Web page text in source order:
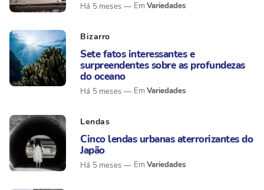
Há 5 meses Variedades
Bizarro
Sete fatos interessantes e
surpreendentes sobre as profundezas
do oceano
Há 5 meses Variedades
Lendas
Cinco lendas urbanas aterrorizantes do
Japão
Há 5 meses Variedades